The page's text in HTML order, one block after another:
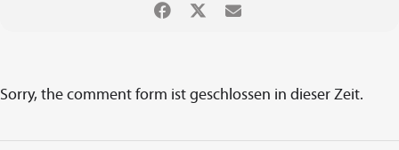
Sorry, the comment form ist geschlossen in dieser Zeit.